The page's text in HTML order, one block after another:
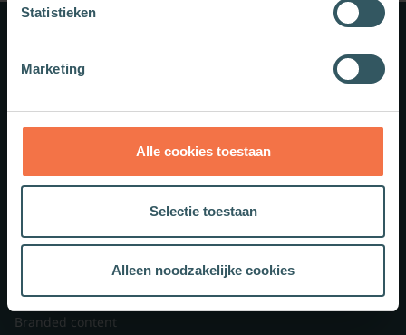
Statistieken
Marketing
Alle cookies toestaan
Selectie toestaan
Alleen noodzakelijke cookies
Nieuwsbrieven
Veelgestelde vragen
Contact
Branded content